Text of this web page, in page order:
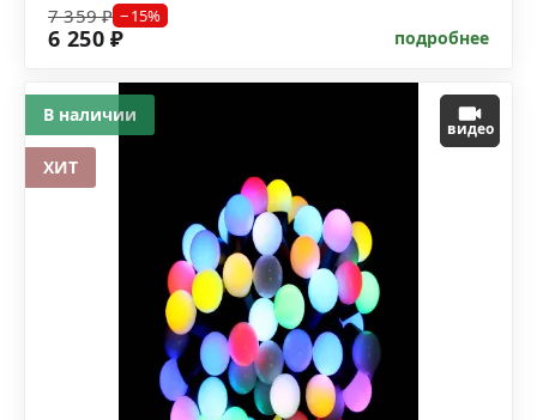
7 359 ₽ −15%
6 250 ₽ подробнее
видео
В наличии
ХИТ